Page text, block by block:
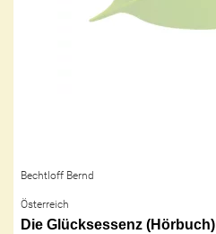
Bechtloff Bernd
Österreich
Die Glücksessenz (Hörbuch)